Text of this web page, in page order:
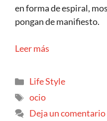
en forma de espiral,
pongan de manifiesto.
Leer más
Life Style
ocio
Deja un comentario